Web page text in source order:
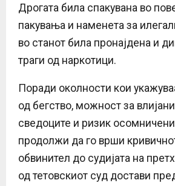
Дрогата била спакувана во
пакувања и наменета за
во станот била пронајдена и
траги од наркотици.
Поради околности кои
од бегство, можност за
сведоците и ризик
продолжи да го врши
обвинител до судијата на
од тетовскиот суд достави